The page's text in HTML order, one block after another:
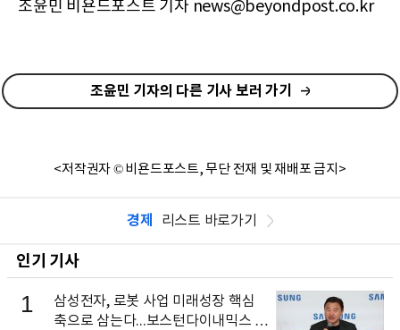
조윤민 비욘드포스트 기자 news@beyondpost.co.kr
조윤민 기자의 다른 기사 보러 가기
<저작권자 © 비욘드포스트, 무단 전재 및 재배포 금지>
경제 리스트 바로가기
인기 기사
1
삼성전자, 로봇 사업 미래성장 핵심
축으로 삼는다...보스턴다이내믹스 출